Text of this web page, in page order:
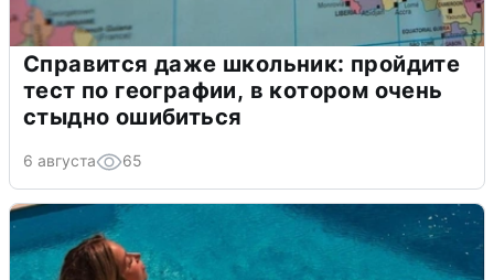
Справится даже школьник: пройдите
тест по географии, в котором очень
стыдно ошибиться
6 августа 65